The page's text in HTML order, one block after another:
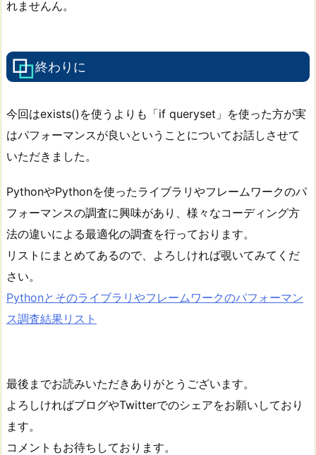
れませんん。
終わりに
今回はexists()を使うよりも「if queryset」を使った方が実
はパフォーマンスが良いということについてお話しさせて
いただきました。
PythonやPythonを使ったライブラリやフレームワークのパ
フォーマンスの調査に興味があり、様々なコーディング方
法の違いによる最適化の調査を行っております。
リストにまとめてあるので、よろしければ覗いてみてくだ
さい。
Pythonとそのライブラリやフレームワークのパフォーマン
ス調査結果リスト
最後までお読みいただきありがとうございます。
よろしければブログやTwitterでのシェアをお願いしており
ます。
コメントもお待ちしております。